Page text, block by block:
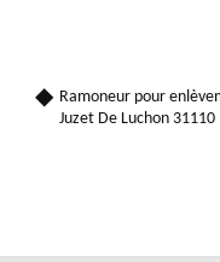
Ramoneur pour
Juzet De Luchon 31110